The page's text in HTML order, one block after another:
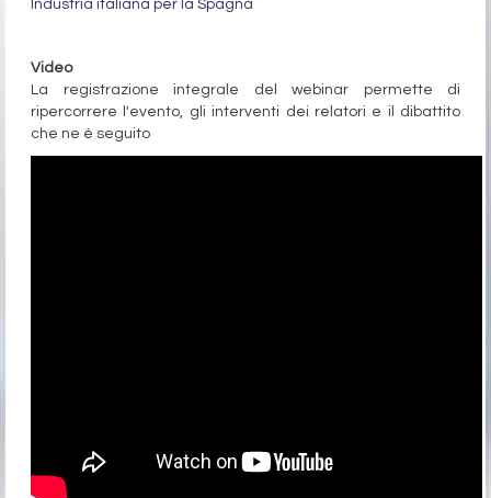
Industria italiana per la Spagna
Video
La registrazione integrale del webinar permette di
ripercorrere l'evento, gli interventi dei relatori e il dibattito
che ne è seguito